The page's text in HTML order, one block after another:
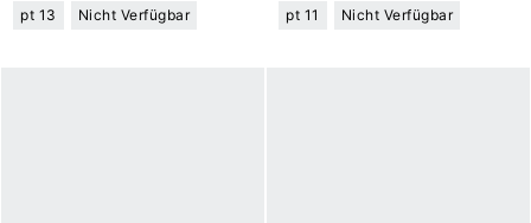
pt 13 Nicht Verfügbar pt 11 Nicht Verfügbar